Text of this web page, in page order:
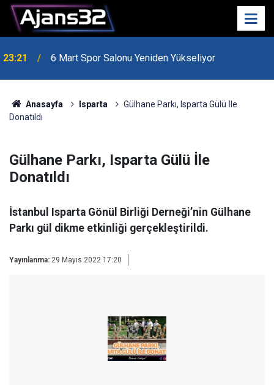
23:21 6 Mart Spor Salonu Yeniden Yükseliyor
Anasayfa Isparta
Gülhane Parkı, Isparta Gülü İle
Donatıldı
Gülhane Parkı, Isparta Gülü İle
Donatıldı
İstanbul Isparta Gönül Birliği Derneği’nin Gülhane
Parkı gül dikme etkinliği gerçekleştirildi.
Yayınlanma: 29 Mayıs 2022 17:20